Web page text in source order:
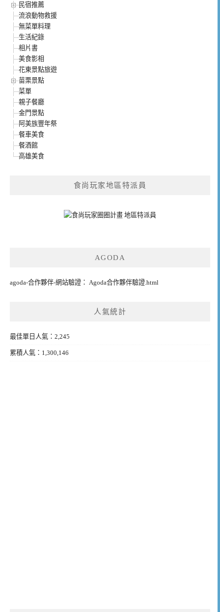
民宿推薦
流浪動物救援
無菜單料理
生活紀錄
相片書
美食影相
花東景點旅遊
苗栗景點
菜單
親子餐廳
金門景點
阿美族豐年祭
餐車美食
餐酒館
高雄美食
食尚玩家地區特派員
AGODA
agoda-合作夥伴-網站驗證： Agoda合作夥伴驗證.html
人氣統計
最佳單日人氣：2,245
累積人氣：1,300,146